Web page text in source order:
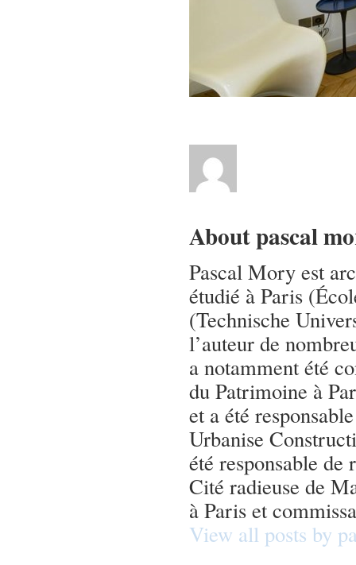
About pascal
Pascal Mory est
étudié à Paris
(Technische
l’auteur de
a notamment été
du Patrimoine à
et a été
Urbanise
été responsable de
Cité radieuse de
à Paris et
View all posts by